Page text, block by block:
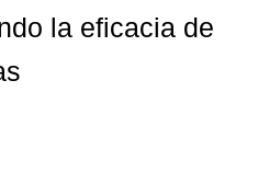
la eficacia de